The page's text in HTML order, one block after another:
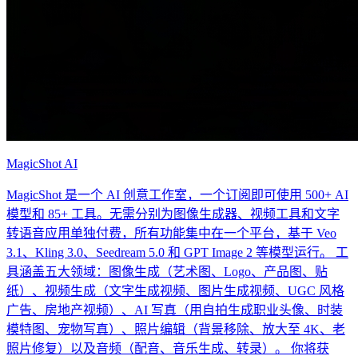
MagicShot AI
MagicShot 是一个 AI 创意工作室，一个订阅即可使用 500+ AI
模型和 85+ 工具。无需分别为图像生成器、视频工具和文字
转语音应用单独付费，所有功能集中在一个平台，基于 Veo
3.1、Kling 3.0、Seedream 5.0 和 GPT Image 2 等模型运行。 工
具涵盖五大领域：图像生成（艺术图、Logo、产品图、贴
纸）、视频生成（文字生成视频、图片生成视频、UGC 风格
广告、房地产视频）、AI 写真（用自拍生成职业头像、时装
模特图、宠物写真）、照片编辑（背景移除、放大至 4K、老
照片修复）以及音频（配音、音乐生成、转录）。 你将获